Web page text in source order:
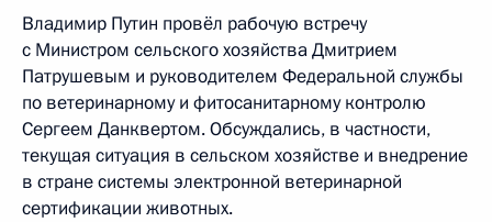
Владимир Путин провёл рабочую встречу
с Министром сельского хозяйства Дмитрием
Патрушевым и руководителем Федеральной службы
по ветеринарному и фитосанитарному контролю
Сергеем Данквертом. Обсуждались, в частности,
текущая ситуация в сельском хозяйстве и внедрение
в стране системы электронной ветеринарной
сертификации животных.